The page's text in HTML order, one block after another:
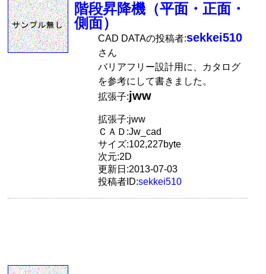
階段昇降機（平面・正面・
側面）
CAD DATAの投稿者:sekkei510
さん
バリアフリー設計用に、カタログ
を参考にして書きました。
拡張子:jww
拡張子:jww
ＣＡＤ:Jw_cad
サイズ:102,227byte
次元:2D
更新日:2013-07-03
投稿者ID:sekkei510